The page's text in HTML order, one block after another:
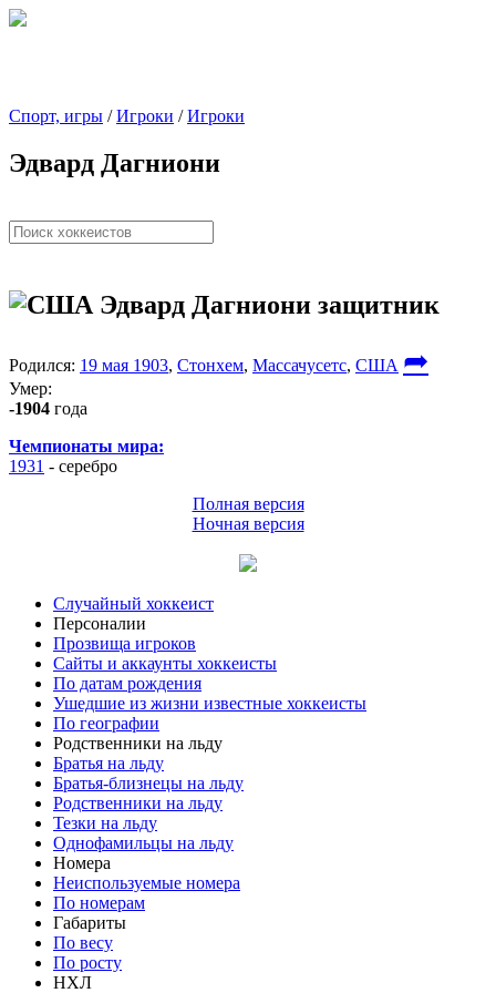
Спорт, игры /Игроки /Игроки
Эдвард Дагниони
Эдвард Дагниони защитник
Родился: 19 мая 1903, Стонхем, Массачусетс, США ➦
Умер:
-1904 года
Чемпионаты мира:
1931 - серебро
Полная версия
Ночная версия
Случайный хоккеист
Персоналии
Прозвища игроков
Сайты и аккаунты хоккеисты
По датам рождения
Ушедшие из жизни известные хоккеисты
По географии
Родственники на льду
Братья на льду
Братья-близнецы на льду
Родственники на льду
Тезки на льду
Однофамильцы на льду
Номера
Неиспользуемые номера
По номерам
Габариты
По весу
По росту
НХЛ